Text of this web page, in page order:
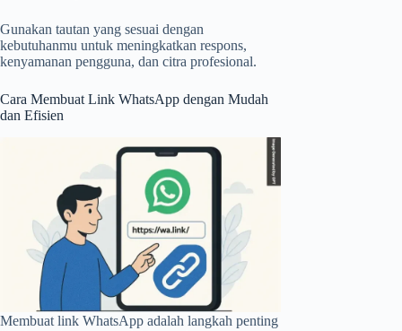
Gunakan tautan yang sesuai dengan
kebutuhanmu untuk meningkatkan respons,
kenyamanan pengguna, dan citra profesional.
Cara Membuat Link WhatsApp dengan Mudah
dan Efisien
Membuat link WhatsApp adalah langkah penting